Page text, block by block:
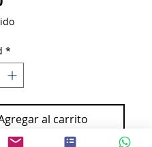
*
al carrito